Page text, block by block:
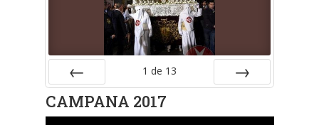
Anterior
1 de 13
CAMPANA 2017